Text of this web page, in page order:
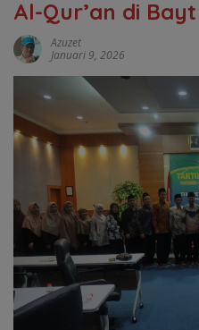
Al-Qur’an di
Azuzet
Januari 9, 2026